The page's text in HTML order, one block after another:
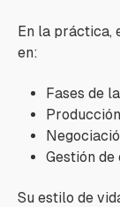
En la práctica,
en:
Fases de
Gestión de
Su estilo de